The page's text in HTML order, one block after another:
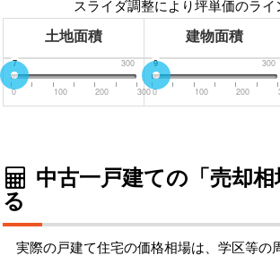
スライダ調整により坪単価のライ
土地面積 建物面積
0 300
7
0 100 200 300
0 300
9
0 100 200
中古一戸建ての「売却
る
実際の戸建て住宅の価格相場は、学区等の